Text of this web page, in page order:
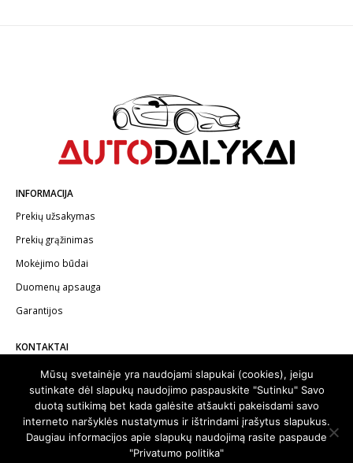
INFORMACIJA
Prekių užsakymas
Prekių grąžinimas
Mokėjimo būdai
Duomenų apsauga
Garantijos
KONTAKTAI
Telefonas:+370 602 62622
El.paštas: info@autodalykai.lt
Mūsų svetainėje yra naudojami slapukai (cookies), jeigu
sutinkate dėl slapukų naudojimo paspauskite "Sutinku" Savo
duotą sutikimą bet kada galėsite atšaukti pakeisdami savo
interneto naršyklės nustatymus ir ištrindami įrašytus slapukus.
Daugiau informacijos apie slapukų naudojimą rasite paspaude
"Privatumo politika"